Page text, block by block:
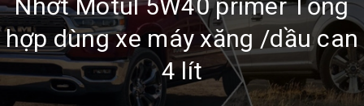
HỖ TRỢ SETUP GARA LIÊN HỆ
Nhớt Motul 5W40 primer Tổng
hợp dùng xe máy xăng /dầu can
4 lít